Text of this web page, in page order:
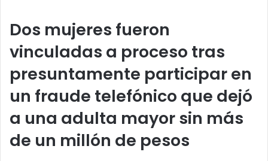
Dos mujeres fueron
vinculadas a proceso tras
presuntamente participar en
un fraude telefónico que dejó
a una adulta mayor sin más
de un millón de pesos